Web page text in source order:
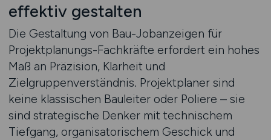
effektiv gestalten
Die Gestaltung von Bau-Jobanzeigen für
Projektplanungs-Fachkräfte erfordert ein hohes
Maß an Präzision, Klarheit und
Zielgruppenverständnis. Projektplaner sind
keine klassischen Bauleiter oder Poliere – sie
sind strategische Denker mit technischem
Tiefgang, organisatorischem Geschick und